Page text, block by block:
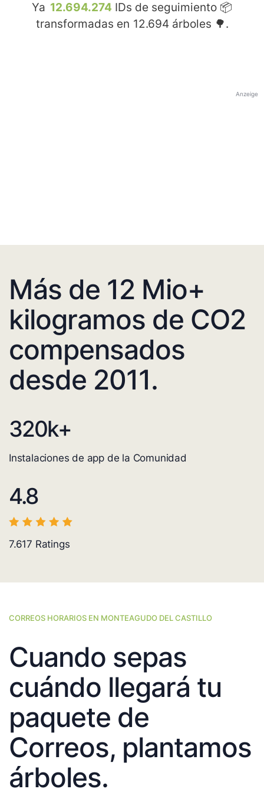
Ya 12.694.274 IDs de seguimiento 📦
transformadas en 12.694 árboles 🌳.
Anzeige
Más de 12 Mio+
kilogramos de CO2
compensados
desde 2011.
320k+
Instalaciones de app de la Comunidad
4.8
7.617 Ratings
CORREOS HORARIOS EN MONTEAGUDO DEL CASTILLO
Cuando sepas
cuándo llegará tu
paquete de
Correos, plantamos
árboles.